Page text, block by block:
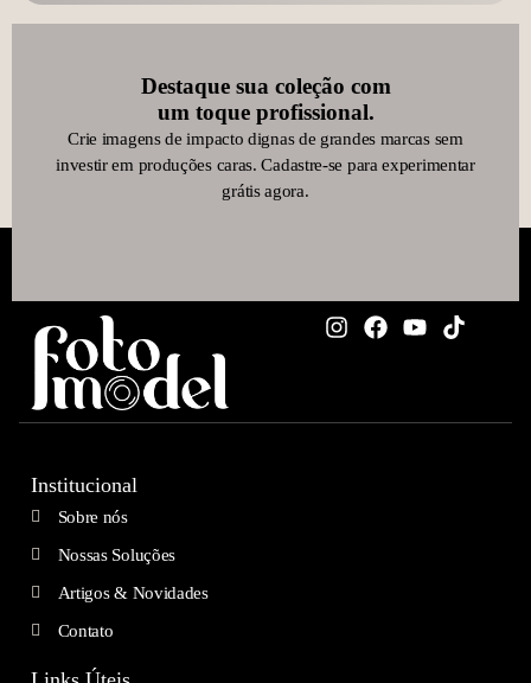
Destaque sua coleção com
um toque profissional.
Crie imagens de impacto dignas de grandes marcas sem
investir em produções caras. Cadastre-se para experimentar
grátis agora.
Institucional
Sobre nós
Nossas Soluções
Artigos & Novidades
Contato